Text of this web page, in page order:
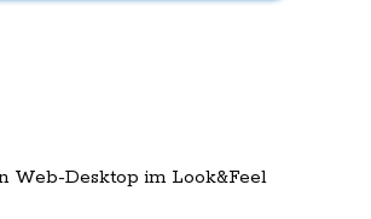
Web-Desktop im Look&Feel